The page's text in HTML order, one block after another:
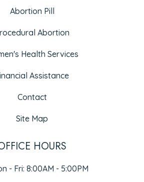
Abortion Pill
Abortion
Health Services
Assistance
Contact
Site Map
HOURS
- Fri: 8:00AM - 5:00PM